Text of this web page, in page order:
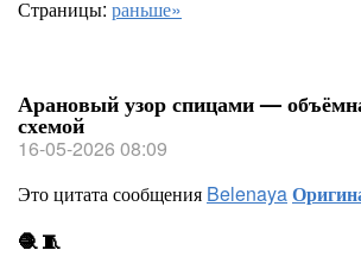
Страницы: раньше»
Арановый узор спицами —
схемой
16-05-2026 08:09
Это цитата сообщения Belenaya
🧶 🧵